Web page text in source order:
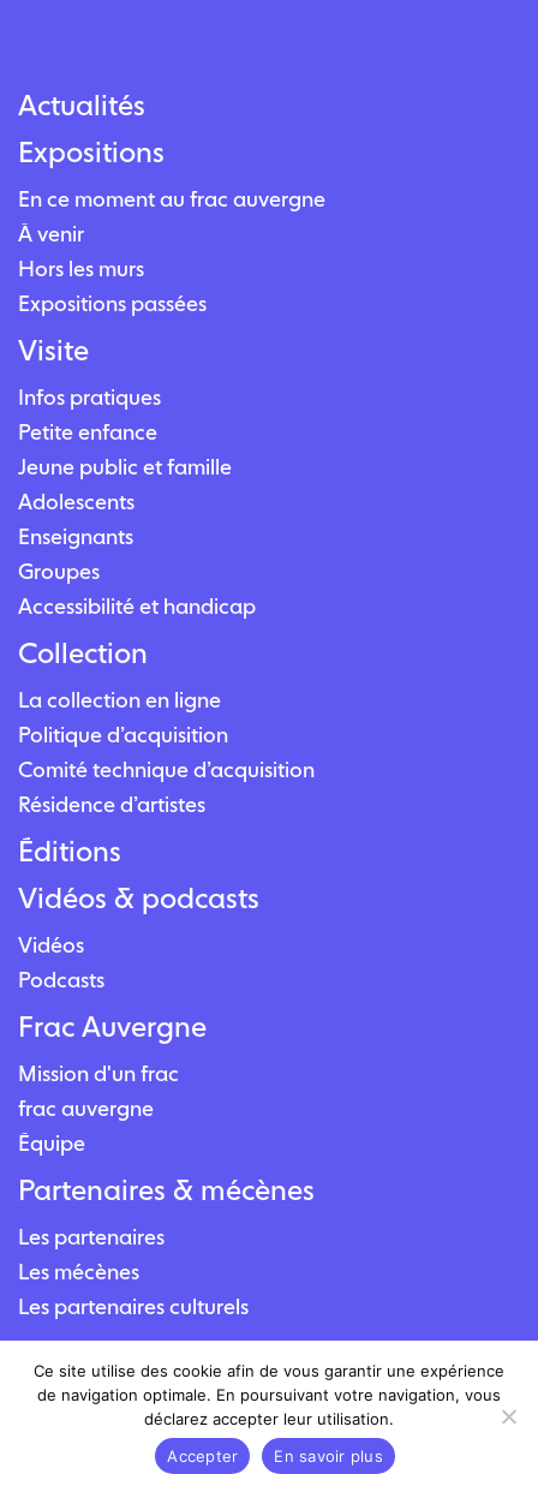
Actualités
Expositions
En ce moment au frac auvergne
À venir
Hors les murs
Expositions passées
Visite
Infos pratiques
Petite enfance
Jeune public et famille
Adolescents
Enseignants
Groupes
Accessibilité et handicap
Collection
La collection en ligne
Politique d’acquisition
Comité technique d’acquisition
Résidence d’artistes
Éditions
Vidéos & podcasts
Vidéos
Podcasts
Frac Auvergne
Mission d'un frac
frac auvergne
Équipe
Partenaires & mécènes
Les partenaires
Les mécènes
Les partenaires culturels
Nous contacter
Ce site utilise des cookie afin de vous garantir une expérience
de navigation optimale. En poursuivant votre navigation, vous
déclarez accepter leur utilisation.
Accepter
En savoir plus